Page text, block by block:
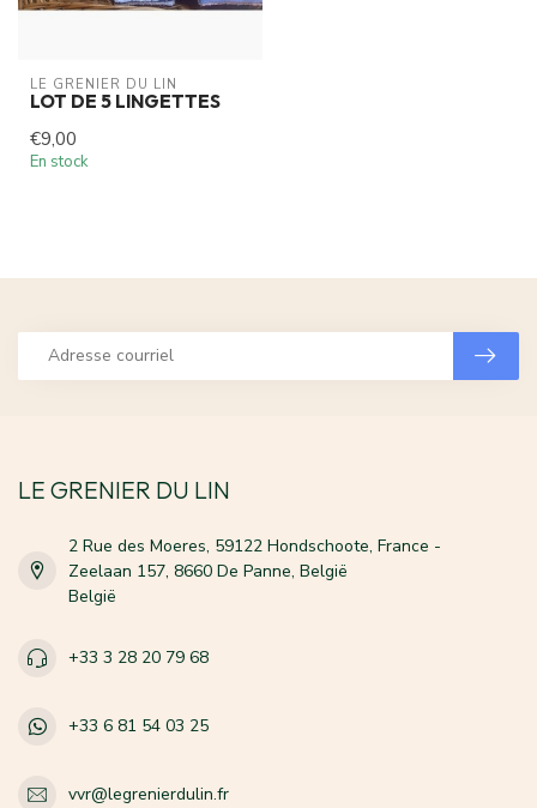
LE GRENIER DU LIN
LOT DE 5 LINGETTES
€9,00
En stock
LE GRENIER DU LIN
2 Rue des Moeres, 59122 Hondschoote, France -
Zeelaan 157, 8660 De Panne, België
België
+33 3 28 20 79 68
+33 6 81 54 03 25
vvr@legrenierdulin.fr